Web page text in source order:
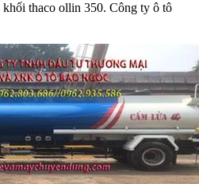
thaco ollin 350. Công ty ô tô